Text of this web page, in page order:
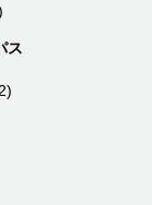
ス